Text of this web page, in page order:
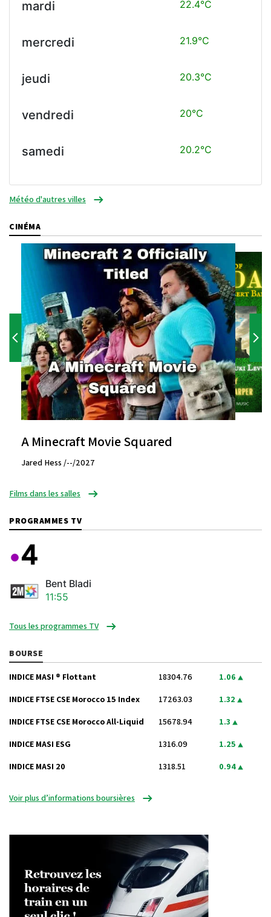
mardi 22.4°C
mercredi 21.9°C
jeudi 20.3°C
vendredi 20°C
samedi 20.2°C
Météo d'autres villes
CINÉMA
A Minecraft Movie Squared
Jared Hess /--/2027
Films dans les salles
PROGRAMMES TV
Bent Bladi
11:55
Tous les programmes TV
BOURSE
INDICE MASI ® Flottant 18304.76 1.06
INDICE FTSE CSE Morocco 15 Index 17263.03 1.32
INDICE FTSE CSE Morocco All-Liquid 15678.94 1.3
INDICE MASI ESG 1316.09 1.25
INDICE MASI 20 1318.51 0.94
Voir plus d’informations boursières